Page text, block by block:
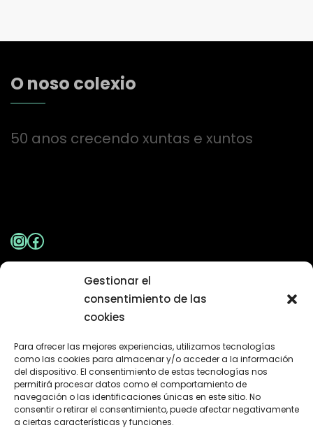
Gestionar el
consentimiento de las
cookies
Para ofrecer las mejores experiencias, utilizamos tecnologías
como las cookies para almacenar y/o acceder a la información
del dispositivo. El consentimiento de estas tecnologías nos
permitirá procesar datos como el comportamiento de
navegación o las identificaciones únicas en este sitio. No
consentir o retirar el consentimiento, puede afectar negativamente
a ciertas características y funciones.
O noso colexio
50 anos crecendo xuntas e xuntos
Instagram
Facebook
Política de Privacidade
Contacto
Camiño Escola Andersen 28 A Garrida-
Valadares 36315 - Vigo